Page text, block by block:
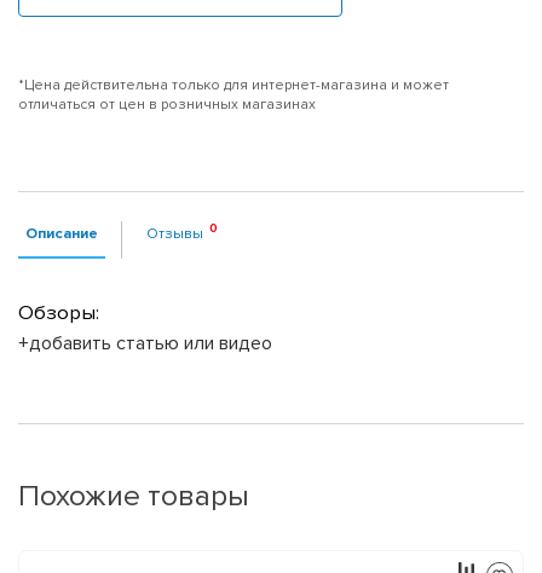
*Цена действительна только для интернет-магазина и может
отличаться от цен в розничных магазинах
Описание Отзывы
Обзоры:
+добавить статью или видео
Похожие товары